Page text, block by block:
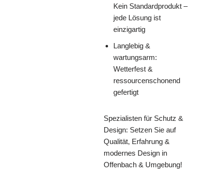
Kein Standardprodukt –
jede Lösung ist
einzigartig
Langlebig &
wartungsarm:
Wetterfest &
ressourcenschonend
gefertigt
Spezialisten für Schutz &
Design: Setzen Sie auf
Qualität, Erfahrung &
modernes Design in
Offenbach & Umgebung!